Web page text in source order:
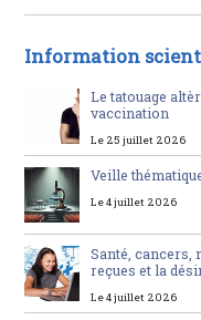
Information
Le tatouage
vaccination
Le 25 juillet 2026
Veille
Le 4 juillet 2026
Santé, cancers,
reçues et la
Le 4 juillet 2026